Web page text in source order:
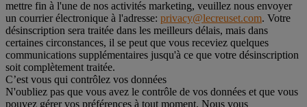
mettre fin à l'une de nos activités marketing, veuillez nous envoyer
un courrier électronique à l'adresse: privacy@lecreuset.com. Votre
désinscription sera traitée dans les meilleurs délais, mais dans
certaines circonstances, il se peut que vous receviez quelques
communications supplémentaires jusqu'à ce que votre désinscription
soit complètement traitée.
C’est vous qui contrôlez vos données
N'oubliez pas que vous avez le contrôle de vos données et que vous
pouvez gérer vos préférences à tout moment. Nous vous